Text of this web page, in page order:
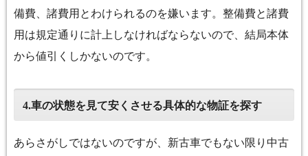
備費、諸費用とわけられるのを嫌います。整備費と諸費
用は規定通りに計上しなければならないので、結局本体
から値引くしかないのです。
4.車の状態を見て安くさせる具体的な物証を探す
あらさがしではないのですが、新古車でもない限り中古